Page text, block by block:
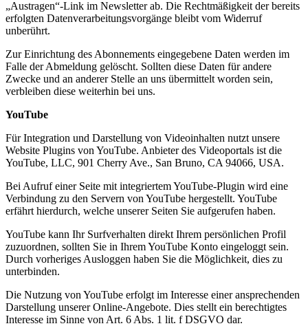
„Austragen“-Link im Newsletter ab. Die Rechtmäßigkeit der bereits
erfolgten Datenverarbeitungsvorgänge bleibt vom Widerruf
unberührt.
Zur Einrichtung des Abonnements eingegebene Daten werden im
Falle der Abmeldung gelöscht. Sollten diese Daten für andere
Zwecke und an anderer Stelle an uns übermittelt worden sein,
verbleiben diese weiterhin bei uns.
YouTube
Für Integration und Darstellung von Videoinhalten nutzt unsere
Website Plugins von YouTube. Anbieter des Videoportals ist die
YouTube, LLC, 901 Cherry Ave., San Bruno, CA 94066, USA.
Bei Aufruf einer Seite mit integriertem YouTube-Plugin wird eine
Verbindung zu den Servern von YouTube hergestellt. YouTube
erfährt hierdurch, welche unserer Seiten Sie aufgerufen haben.
YouTube kann Ihr Surfverhalten direkt Ihrem persönlichen Profil
zuzuordnen, sollten Sie in Ihrem YouTube Konto eingeloggt sein.
Durch vorheriges Ausloggen haben Sie die Möglichkeit, dies zu
unterbinden.
Die Nutzung von YouTube erfolgt im Interesse einer ansprechenden
Darstellung unserer Online-Angebote. Dies stellt ein berechtigtes
Interesse im Sinne von Art. 6 Abs. 1 lit. f DSGVO dar.